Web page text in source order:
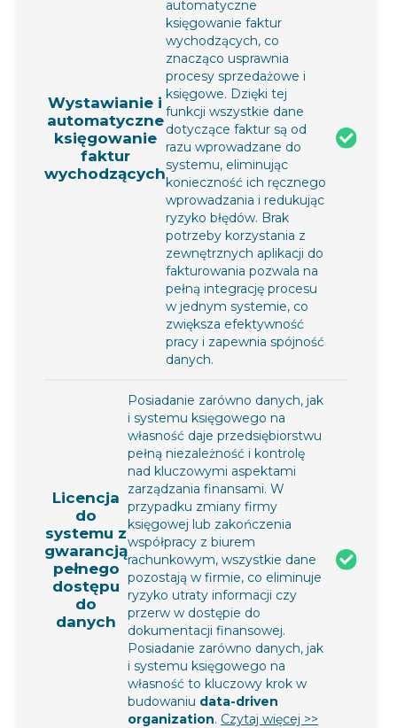
Wystawianie i
automatyczne
księgowanie
faktur
wychodzących
automatyczne
księgowanie faktur
wychodzących, co
znacząco usprawnia
procesy sprzedażowe i
księgowe. Dzięki tej
funkcji wszystkie dane
dotyczące faktur są od
razu wprowadzane do
systemu, eliminując
konieczność ich ręcznego
wprowadzania i redukując
ryzyko błędów. Brak
potrzeby korzystania z
zewnętrznych aplikacji do
fakturowania pozwala na
pełną integrację procesu
w jednym systemie, co
zwiększa efektywność
pracy i zapewnia spójność
danych.
Licencja
do
systemu z
gwarancją
pełnego
dostępu
do
danych
Posiadanie zarówno danych, jak
i systemu księgowego na
własność daje przedsiębiorstwu
pełną niezależność i kontrolę
nad kluczowymi aspektami
zarządzania finansami. W
przypadku zmiany firmy
księgowej lub zakończenia
współpracy z biurem
rachunkowym, wszystkie dane
pozostają w firmie, co eliminuje
ryzyko utraty informacji czy
przerw w dostępie do
dokumentacji finansowej.
Posiadanie zarówno danych, jak
i systemu księgowego na
własność to kluczowy krok w
budowaniu data-driven
organization. Czytaj więcej >>